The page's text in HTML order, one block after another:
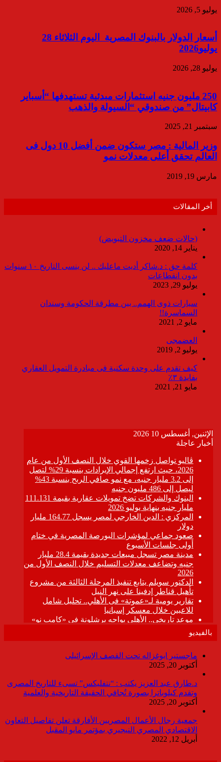
يوليو 5, 2026
أسعار الدولار بالبنوك المصرية اليوم الثلاثاء 28
يوليو2026
يوليو 28, 2026
250 مليون جنيه استثمارات مبدئية تستهدفها “أسباير
كابيتال” من صندوقي “السيولة والذهب
سبتمبر 21, 2025
وزير المالية : مصر ستكون ضمن أفضل 10 دول فى
العالم تحقق أعلى معدلات نمو
مارس 19, 2019
أخر المقالات
(حالات ضعف مخزون التبويض)
يناير 14, 2020
كلمة حق : د.شاكر أديت ماعليك .. لن ينسى التاريخ ١٠ سنوات
بدون انقطاعات
يوليو 29, 2023
سيارات ذوى الهمم.. بين مطرقة الحكومة وسندان
السماسرة!!
مايو 2, 2021
العضمجى
يوليو 2, 2019
كيف تقدم على وحدة سكنية فى مبادرة التمويل العقاري
بفايدة ٣٪
مايو 21, 2021
بالفيديو
ماجستير ابوغزاله تحت القصف الإسرائيلى
أكتوبر 20, 2025
د.طارق عبد العزيز يكتب : “نتفليكس” تسىء للتاريخ المصرى
وتقدم كيلوباترا بصورة تُجافي الحقيقة التاريخية والعلمية
أكتوبر 20, 2025
جمعية رجال الأعمال المصريين الأفارقة تعلن تفاصيل التعاون
الاقتصادي المصري النيجيري بمؤتمر مايو المقبل
أبريل 12, 2022